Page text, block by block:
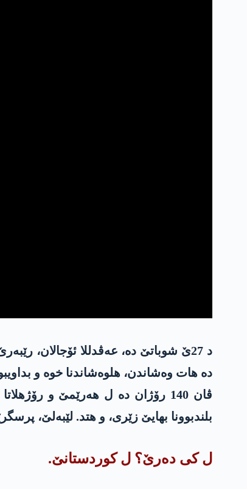
ڤان 140 رۆژان دە ل ھەرێمێ و
بلندبوونا بھایێ زێری، و ھتد. لێبەلێ، پرسگرێکەک
ل کی دەرێ؟ ل کوردستانێ.